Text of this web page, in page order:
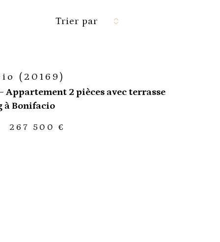
Trier par
(20169)
Appartement 2 pièces avec terrasse
à Bonifacio
267 500 €